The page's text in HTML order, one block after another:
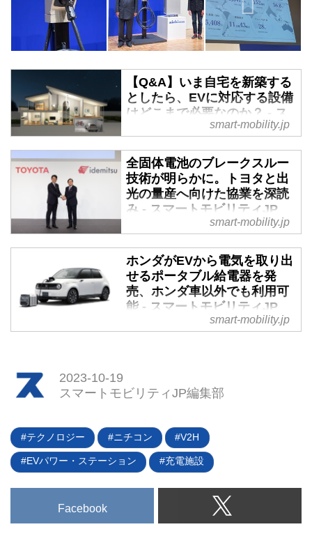
【Q&A】いま自宅を新築する
としたら、EVに対応する設備
はどこまで必要なのか？ - ス
マートモビリティJP
いますぐにではないにしろ、いず
れ遠くない時期にEVを買おうと
思っている人は多いだろう。であ
ればこのタイミングで新築を考え
ているとしたら、どこまでEVを
迎え入れる準備をしておけばいい
のだろうか。充電設備を作ってお
くべきなのか。あるいはそこまで
は必要ないのかについて考察して
みた。
smart-mobility.jp
全固体電池のブレークスルー
技術が明らかに。トヨタと出
光の量産へ向けた協業を深読
み - スマートモビリティJP
10月12日、出光興産（以下、出
光）とトヨタ自動車（以下、トヨ
タ）は、「全固体電池」の量産化
に向けて協業していくことを発表
した。長年にわたり技術的な課題
とされていた“亀裂による劣化問
題”を解決する新素材の量産技術
池を搭載した市販車の開発を加速
［左］と出光興産の木藤俊一社長
［右］）
smart-mobility.jp
ホンダがEVから電気を取り出
せるポータブル給電器を発
売、ホンダ車以外でも利用可
能 - スマートモビリティJP
2023年9月1日、ホンダが
Exporter e: 6000」を発売開始し
され、価格は88万3960円となっ
ている。
smart-mobility.jp
2023-10-19
スマートモビリティJP編集部
テクノロジー ニチコン V2H
EVパワー・ステーション 充電施設
Facebook